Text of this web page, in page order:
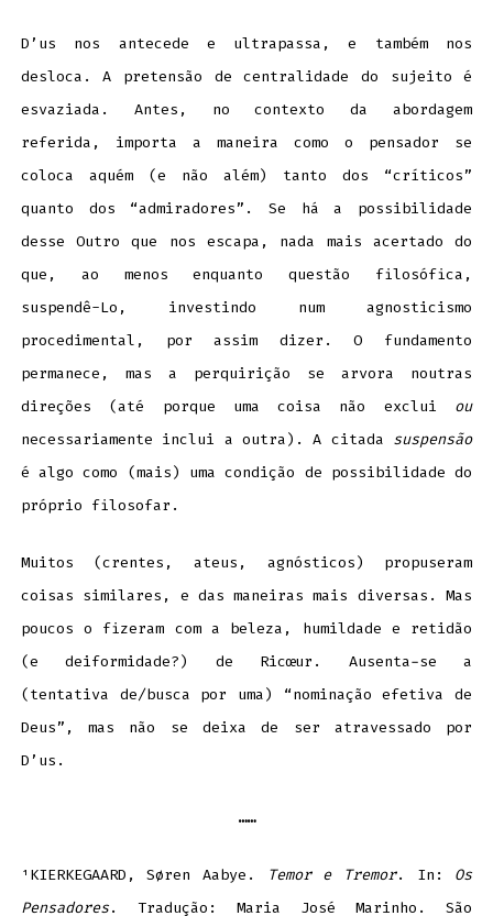
D’us nos antecede e ultrapassa, e também nos
desloca. A pretensão de centralidade do sujeito é
esvaziada. Antes, no contexto da abordagem
referida, importa a maneira como o pensador se
coloca aquém (e não além) tanto dos “críticos”
quanto dos “admiradores”. Se há a possibilidade
desse Outro que nos escapa, nada mais acertado do
que, ao menos enquanto questão filosófica,
suspendê-Lo, investindo num agnosticismo
procedimental, por assim dizer. O fundamento
permanece, mas a perquirição se arvora noutras
direções (até porque uma coisa não exclui ou
necessariamente inclui a outra). A citada suspensão
é algo como (mais) uma condição de possibilidade do
próprio filosofar.
Muitos (crentes, ateus, agnósticos) propuseram
coisas similares, e das maneiras mais diversas. Mas
poucos o fizeram com a beleza, humildade e retidão
(e deiformidade?) de Ricœur. Ausenta-se a
(tentativa de/busca por uma) “nominação efetiva de
Deus”, mas não se deixa de ser atravessado por
D’us.
……
¹KIERKEGAARD, Søren Aabye. Temor e Tremor. In: Os
Pensadores. Tradução: Maria José Marinho. São